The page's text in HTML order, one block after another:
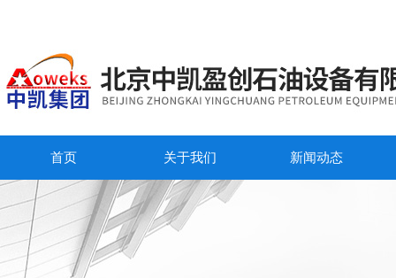
首页 关于我们 新闻动态